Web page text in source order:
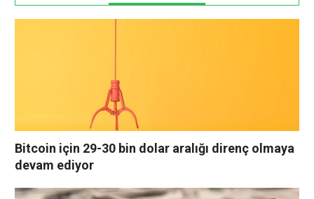
Bitcoin için 29-30 bin dolar aralığı direnç olmaya
devam ediyor